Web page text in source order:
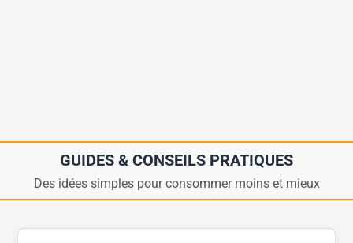
GUIDES & CONSEILS PRATIQUES
Des idées simples pour consommer moins et mieux